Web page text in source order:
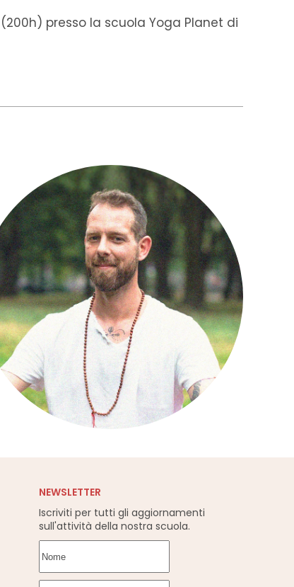
presso la scuola Yoga Planet di
NEWSLETTER
Iscriviti per tutti gli aggiornamenti
sull'attività della nostra scuola.